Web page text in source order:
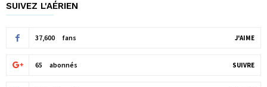
SUIVEZ L'AÉRIEN
37,600 fans J'AIME
65 abonnés SUIVRE